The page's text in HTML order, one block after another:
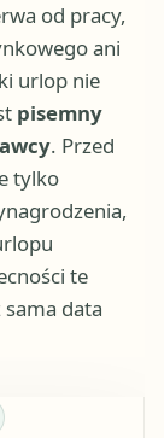
od pracy,
ani
urlop nie
pisemny
. Przed
tylko
te
sama data